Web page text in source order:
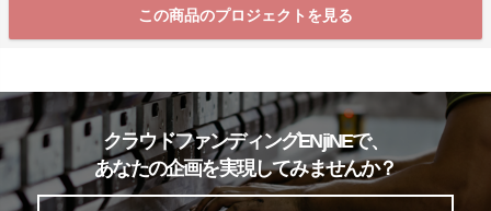
この商品のプロジェクトを見る
クラウドファンディングENjiNEで、
あなたの企画を実現してみませんか？